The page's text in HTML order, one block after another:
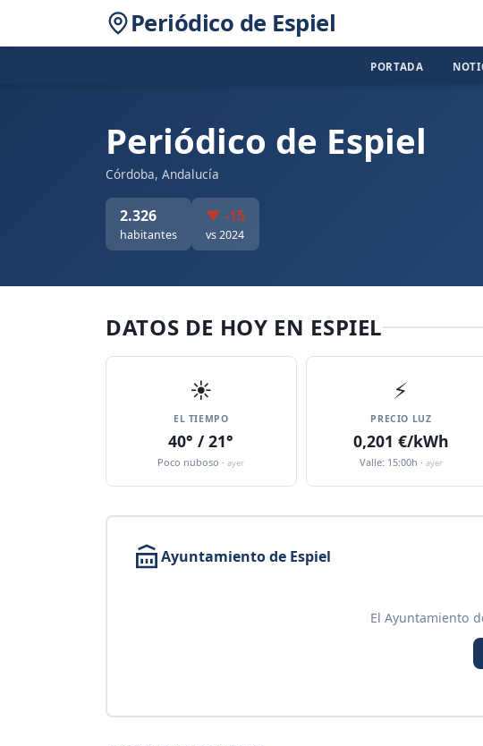
Periódico de Espiel
PORTADA
Periódico de Espiel
Córdoba, Andalucía
2.326
habitantes
▼ -15
vs 2024
DATOS DE HOY EN ESPIEL
☀️
EL TIEMPO
40° / 21°
Poco nuboso ·ayer
⚡
PRECIO LUZ
0,201 €/kWh
Valle: 15:00h · ayer
Ayuntamiento de Espiel
El Ayuntamiento